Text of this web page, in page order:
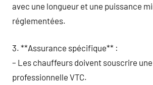
avec une longueur et une puissance
réglementées.
3. **Assurance spécifique** :
– Les chauffeurs doivent souscrire
professionnelle VTC.